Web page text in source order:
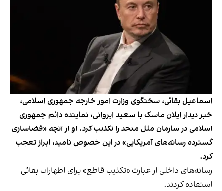
اسماعیل بقائی، سخنگوی وزارت امور خارجه جمهوری اسلامی،
خبر دیدار ایلان ماسک با سعید ایروانی، نماینده دائم جمهوری
اسلامی در سازمان ملل متحد را تکذیب کرد. او از آنچه «فضاسازی
گسترده رسانه‌های آمریکایی» در این خصوص نامید، ابراز تعجب
کرد.
رسانه‌های داخلی از عبارت «تکذیب قاطع» برای اظهارات بقائی
استفاده کردند.